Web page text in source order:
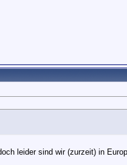
leider sind wir (zurzeit) in